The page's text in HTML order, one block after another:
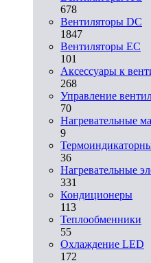
678
Вентиляторы DC
1847
Вентиляторы EC
101
Аксессуары к
268
Управление
70
Нагревательные
9
36
Нагревательные
331
Кондиционеры
113
Теплообменники
55
Охлаждение LED
172